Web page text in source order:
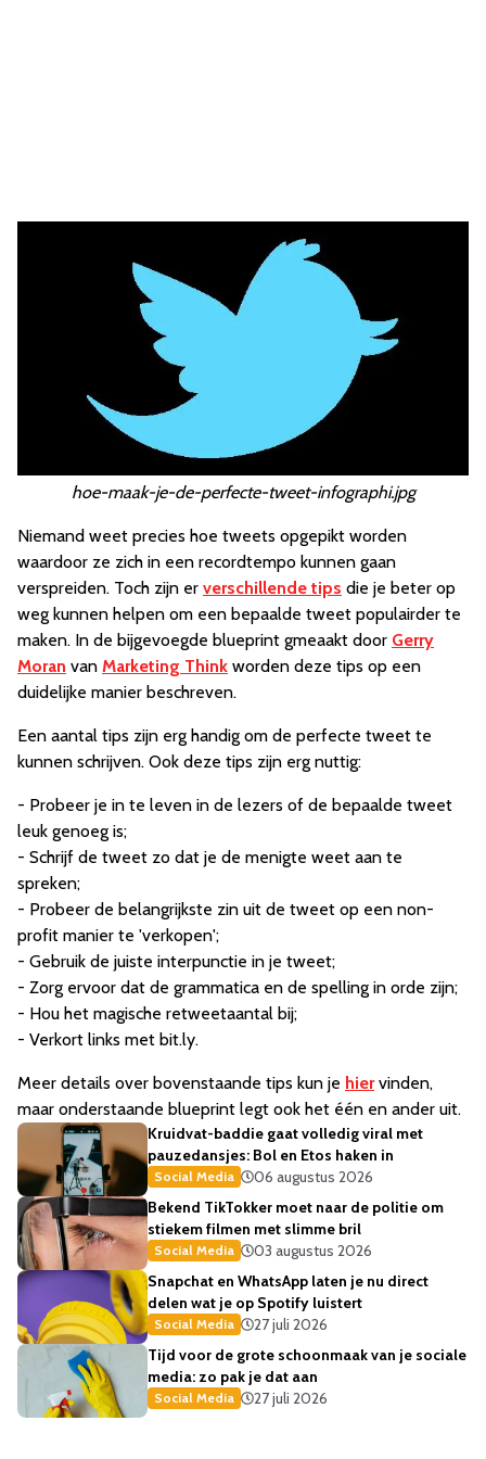
hoe-maak-je-de-perfecte-tweet-infographi.jpg
Niemand weet precies hoe tweets opgepikt worden
waardoor ze zich in een recordtempo kunnen gaan
verspreiden. Toch zijn er verschillende tips die je beter op
weg kunnen helpen om een bepaalde tweet populairder te
maken. In de bijgevoegde blueprint gmeaakt door Gerry
Moran van Marketing Think worden deze tips op een
duidelijke manier beschreven.
Een aantal tips zijn erg handig om de perfecte tweet te
kunnen schrijven. Ook deze tips zijn erg nuttig:
- Probeer je in te leven in de lezers of de bepaalde tweet
leuk genoeg is;
- Schrijf de tweet zo dat je de menigte weet aan te
spreken;
- Probeer de belangrijkste zin uit de tweet op een non-
profit manier te 'verkopen';
- Gebruik de juiste interpunctie in je tweet;
- Zorg ervoor dat de grammatica en de spelling in orde zijn;
- Hou het magische retweetaantal bij;
- Verkort links met bit.ly.
Meer details over bovenstaande tips kun je hiervinden,
maar onderstaande blueprint legt ook het één en ander uit.
Kruidvat-baddie gaat volledig viral met
pauzedansjes: Bol en Etos haken in
Social Media
06 augustus 2026
Bekend TikTokker moet naar de politie om
stiekem filmen met slimme bril
Social Media
03 augustus 2026
Snapchat en WhatsApp laten je nu direct
delen wat je op Spotify luistert
Social Media
27 juli 2026
Tijd voor de grote schoonmaak van je sociale
media: zo pak je dat aan
Social Media 27 juli 2026